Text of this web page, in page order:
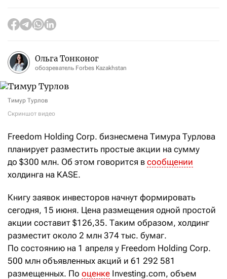
Ольга Тонконог
обозреватель Forbes Kazakhstan
Тимур Турлов
Скриншот видео
Freedom Holding Corp. бизнесмена Тимура Турлова
планирует разместить простые акции на сумму
до $300 млн. Об этом говорится в сообщении
холдинга на KASE.
Книгу заявок инвесторов начнут формировать
сегодня, 15 июня. Цена размещения одной простой
акции составит $126,35. Таким образом, холдинг
разместит около 2 млн 374 тыс. бумаг.
По состоянию на 1 апреля у Freedom Holding Corp.
500 млн объявленных акций и 61 292 581
размещенных. По оценке Investing.com, объем